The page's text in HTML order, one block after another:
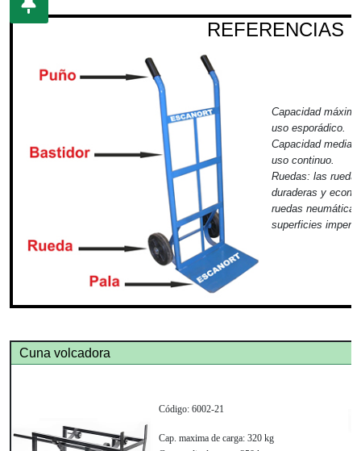
REFERENCIAS
Capacidad
uso esporádico.
Capacidad media
uso continuo.
Ruedas: las
duraderas y
ruedas
superficies
Cuna volcadora
Código: 6002-21
Cap. maxima de carga: 320 kg